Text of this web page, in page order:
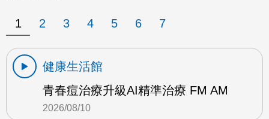
1 2 3 4 5 6 7
健康生活館
青春痘治療升級AI精準治療 FM AM
2026/08/10